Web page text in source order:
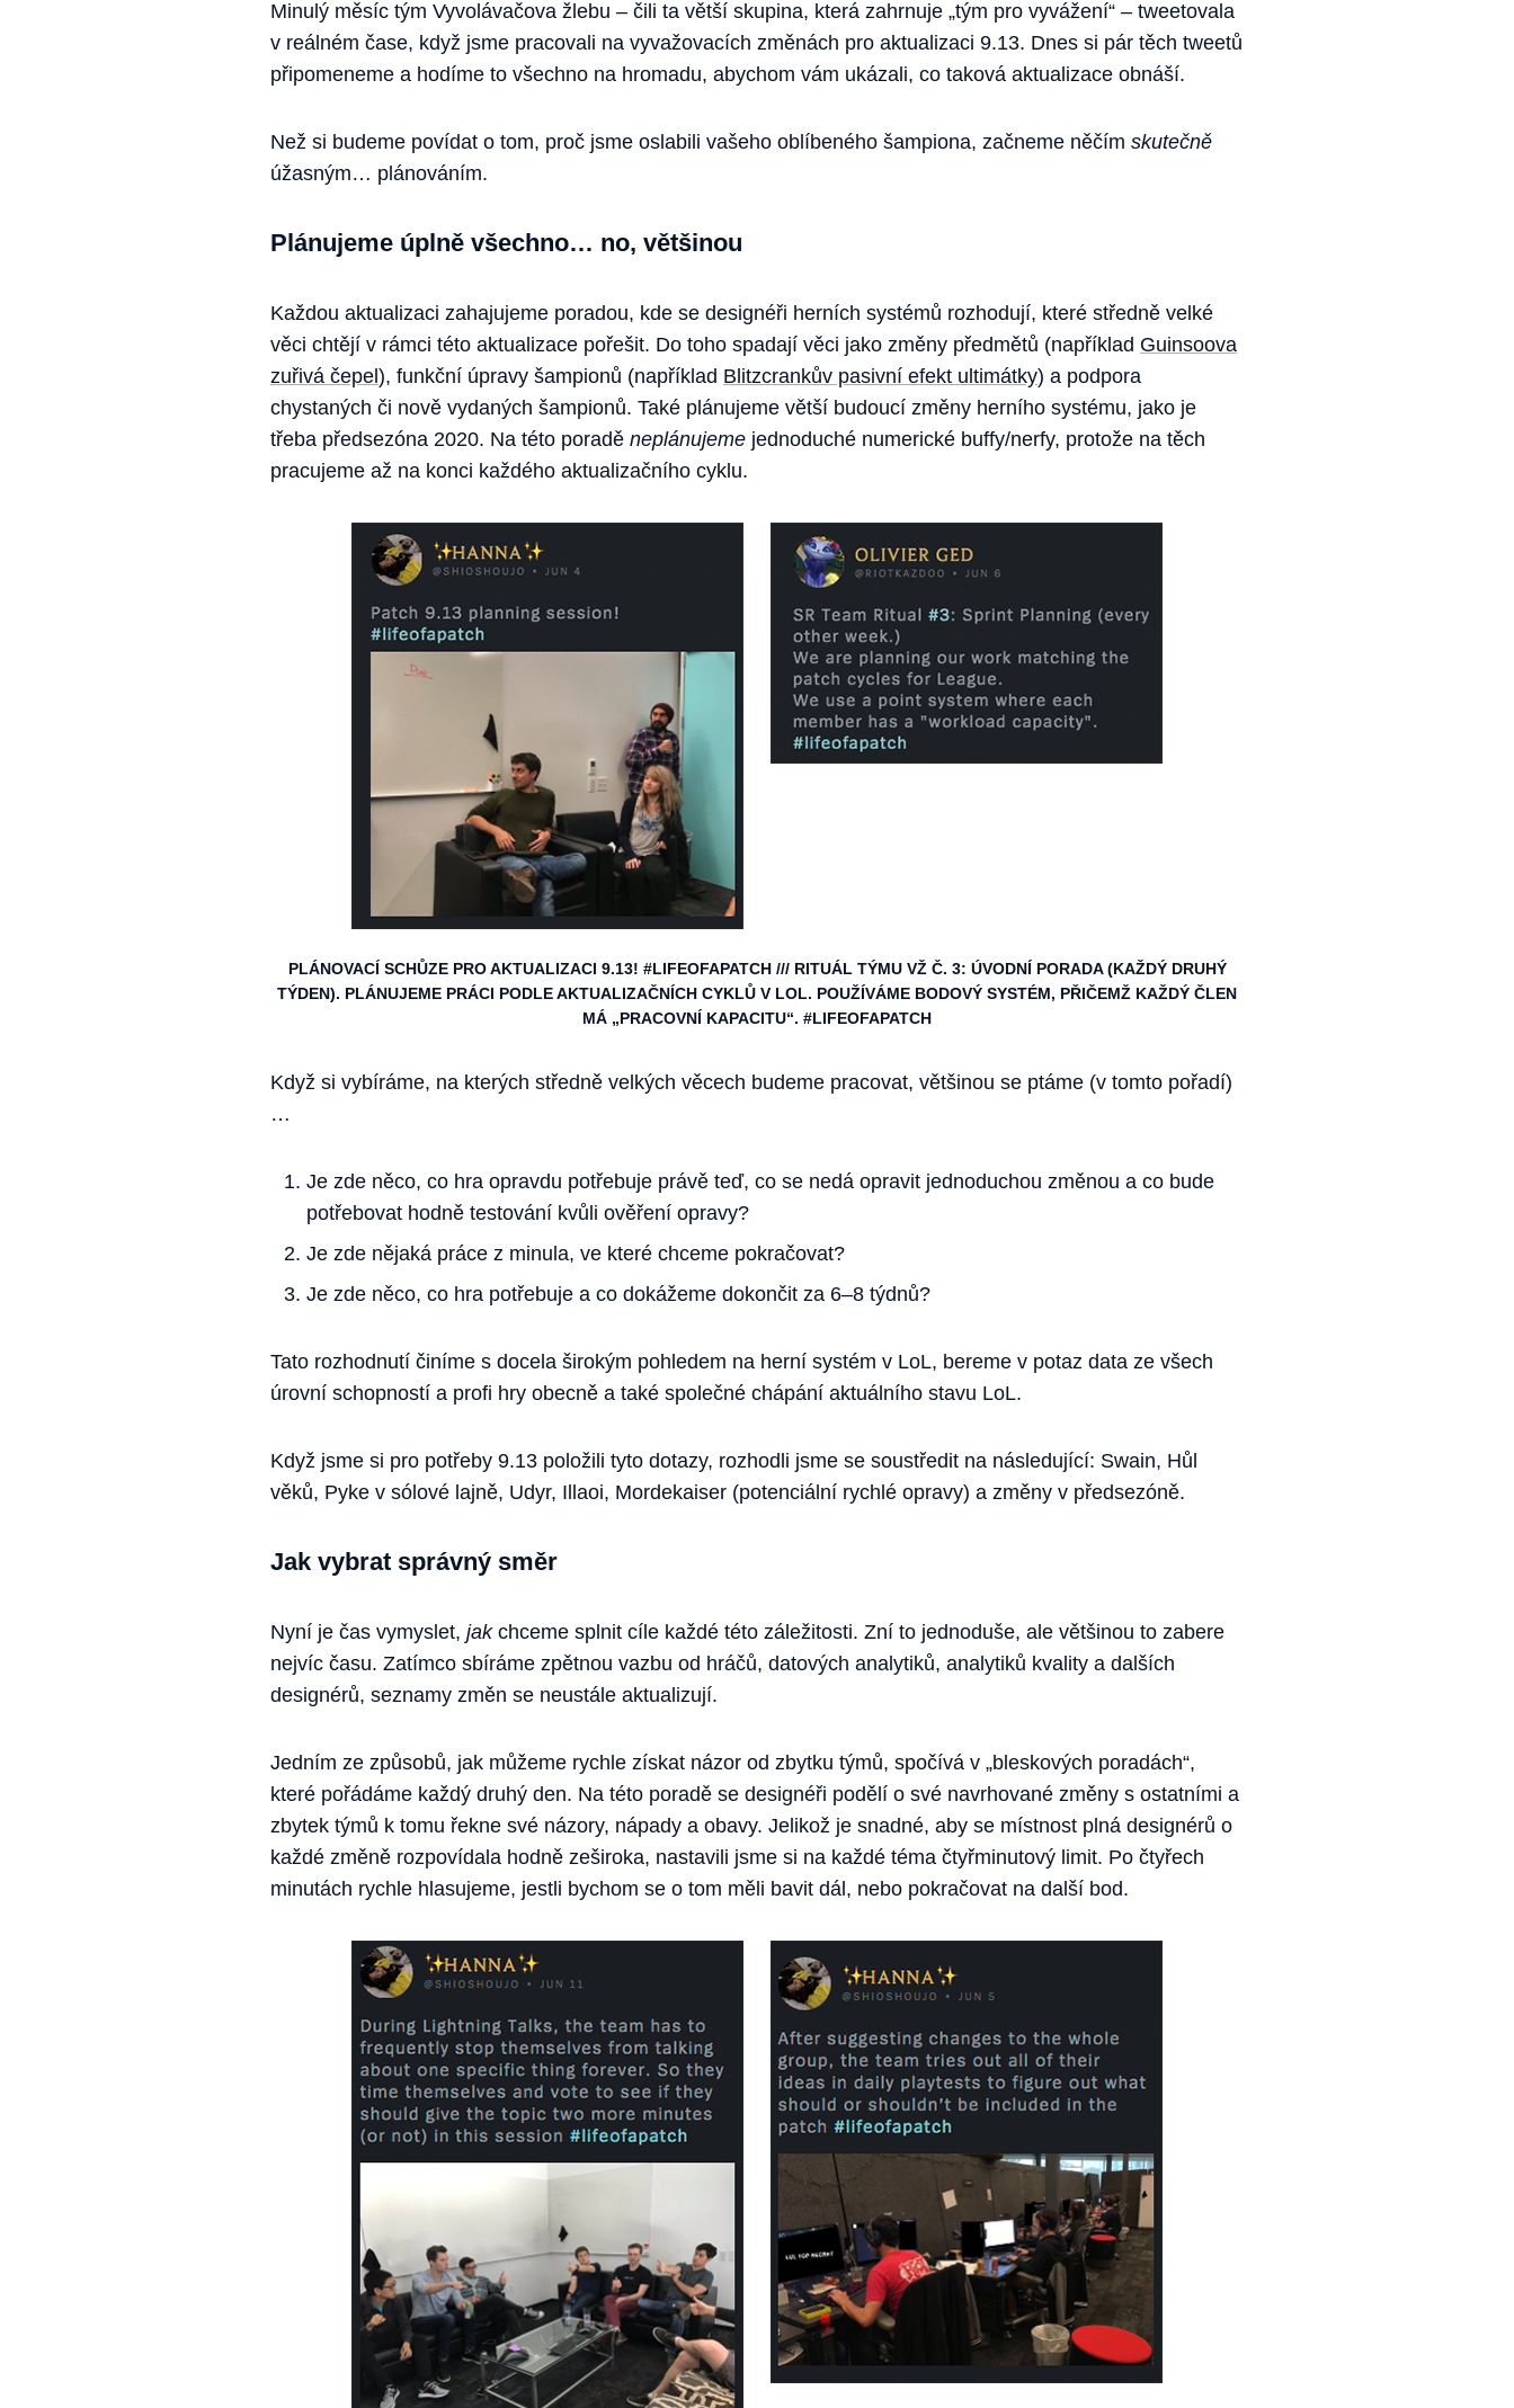
Minulý měsíc tým Vyvolávačova žlebu – čili ta větší skupina, která zahrnuje „tým pro vyvážení“ – tweetovala
v reálném čase, když jsme pracovali na vyvažovacích změnách pro aktualizaci 9.13. Dnes si pár těch tweetů
připomeneme a hodíme to všechno na hromadu, abychom vám ukázali, co taková aktualizace obnáší.
Než si budeme povídat o tom, proč jsme oslabili vašeho oblíbeného šampiona, začneme něčím skutečně
úžasným… plánováním.
Plánujeme úplně všechno… no, většinou
Každou aktualizaci zahajujeme poradou, kde se designéři herních systémů rozhodují, které středně velké
věci chtějí v rámci této aktualizace pořešit. Do toho spadají věci jako změny předmětů (například Guinsoova
zuřivá čepel ), funkční úpravy šampionů (například Blitzcrankův pasivní efekt ultimátky) a podpora
chystaných či nově vydaných šampionů. Také plánujeme větší budoucí změny herního systému, jako je
třeba předsezóna 2020. Na této poradě neplánujeme jednoduché numerické buffy/nerfy, protože na těch
pracujeme až na konci každého aktualizačního cyklu.
PLÁNOVACÍ SCHŮZE PRO AKTUALIZACI 9.13! #LIFEOFAPATCH /// RITUÁL TÝMU VŽ Č. 3: ÚVODNÍ PORADA (KAŽDÝ DRUHÝ
TÝDEN). PLÁNUJEME PRÁCI PODLE AKTUALIZAČNÍCH CYKLŮ V LOL. POUŽÍVÁME BODOVÝ SYSTÉM, PŘIČEMŽ KAŽDÝ ČLEN
MÁ „PRACOVNÍ KAPACITU“. #LIFEOFAPATCH
Když si vybíráme, na kterých středně velkých věcech budeme pracovat, většinou se ptáme (v tomto pořadí)
…
Je zde něco, co hra opravdu potřebuje právě teď, co se nedá opravit jednoduchou změnou a co bude
potřebovat hodně testování kvůli ověření opravy?
Je zde nějaká práce z minula, ve které chceme pokračovat?
Je zde něco, co hra potřebuje a co dokážeme dokončit za 6–8 týdnů?
Tato rozhodnutí činíme s docela širokým pohledem na herní systém v LoL, bereme v potaz data ze všech
úrovní schopností a profi hry obecně a také společné chápání aktuálního stavu LoL.
Když jsme si pro potřeby 9.13 položili tyto dotazy, rozhodli jsme se soustředit na následující: Swain, Hůl
věků, Pyke v sólové lajně, Udyr, Illaoi, Mordekaiser (potenciální rychlé opravy) a změny v předsezóně.
Jak vybrat správný směr
Nyní je čas vymyslet, jak chceme splnit cíle každé této záležitosti. Zní to jednoduše, ale většinou to zabere
nejvíc času. Zatímco sbíráme zpětnou vazbu od hráčů, datových analytiků, analytiků kvality a dalších
designérů, seznamy změn se neustále aktualizují.
Jedním ze způsobů, jak můžeme rychle získat názor od zbytku týmů, spočívá v „bleskových poradách“,
které pořádáme každý druhý den. Na této poradě se designéři podělí o své navrhované změny s ostatními a
zbytek týmů k tomu řekne své názory, nápady a obavy. Jelikož je snadné, aby se místnost plná designérů o
každé změně rozpovídala hodně zeširoka, nastavili jsme si na každé téma čtyřminutový limit. Po čtyřech
minutách rychle hlasujeme, jestli bychom se o tom měli bavit dál, nebo pokračovat na další bod.